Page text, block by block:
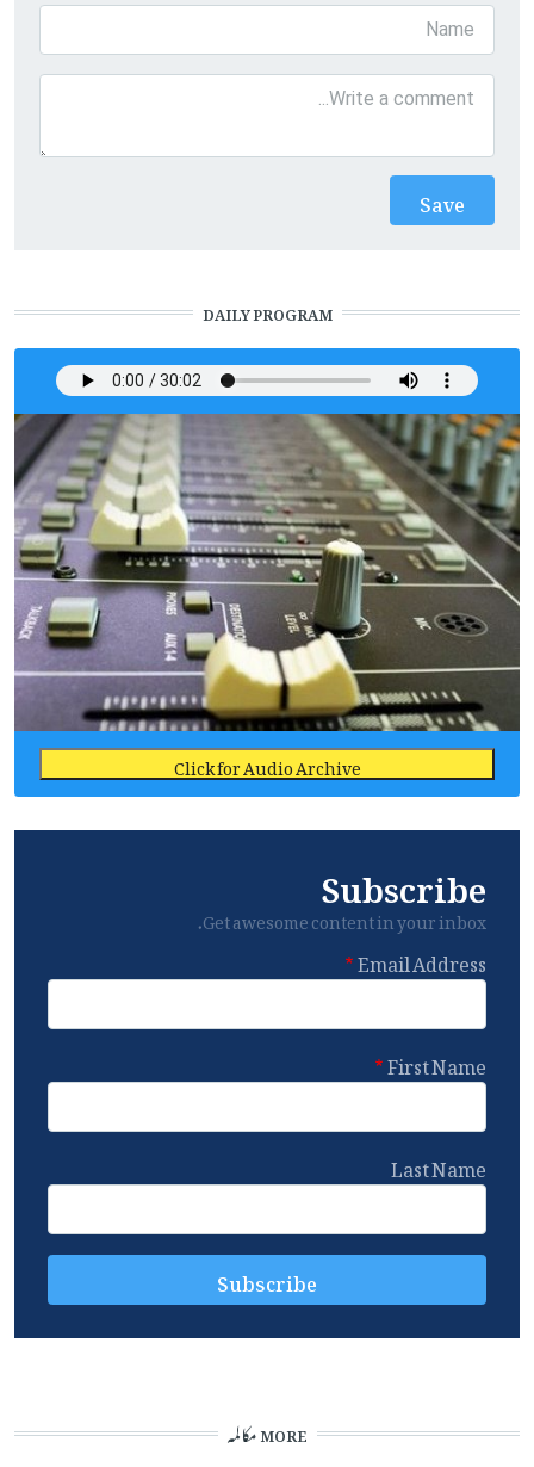
DAILY PROGRAM
Click for Audio Archive
Subscribe
Get awesome content in your inbox.
Email Address
First Name
Last Name
MORE مکالمہ